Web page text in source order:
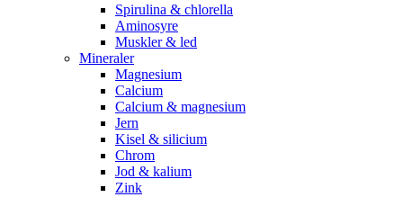
Spirulina & chlorella
Aminosyre
Muskler & led
Mineraler
Magnesium
Calcium
Calcium & magnesium
Jern
Kisel & silicium
Chrom
Jod & kalium
Zink